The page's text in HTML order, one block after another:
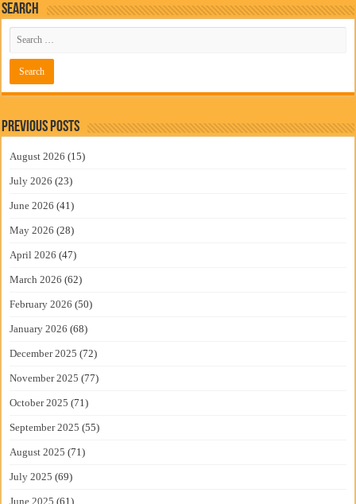
Search
Previous Posts
August 2026 (15)
July 2026 (23)
June 2026 (41)
May 2026 (28)
April 2026 (47)
March 2026 (62)
February 2026 (50)
January 2026 (68)
December 2025 (72)
November 2025 (77)
October 2025 (71)
September 2025 (55)
August 2025 (71)
July 2025 (69)
June 2025 (61)